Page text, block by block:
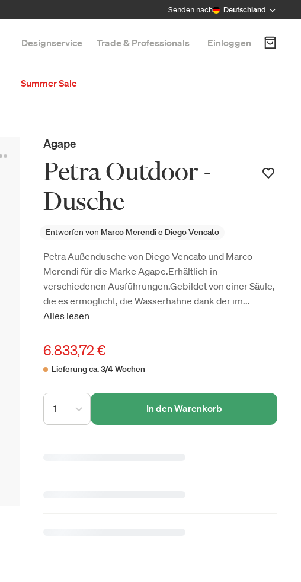
Senden nach Deutschland
Designservice Trade & Professionals Einloggen
Summer Sale
Agape
Petra Outdoor -
Dusche
Entworfen von Marco Merendi e Diego Vencato
Petra Außendusche von Diego Vencato und Marco
Merendi für die Marke Agape.Erhältlich in
verschiedenen Ausführungen. Gebildet von einer Säule,
die es ermöglicht, die Wasserhähne dank der im...
Alles lesen
6.833,72 €
Lieferung ca. 3/4 Wochen
1 In den Warenkorb